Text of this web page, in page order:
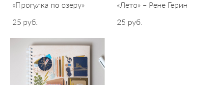
«Прогулка по озеру»
25 pуб.
«Лето» – Рене Герин
25 pуб.